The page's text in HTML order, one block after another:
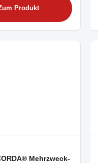
Produkt
Mehrzweck-